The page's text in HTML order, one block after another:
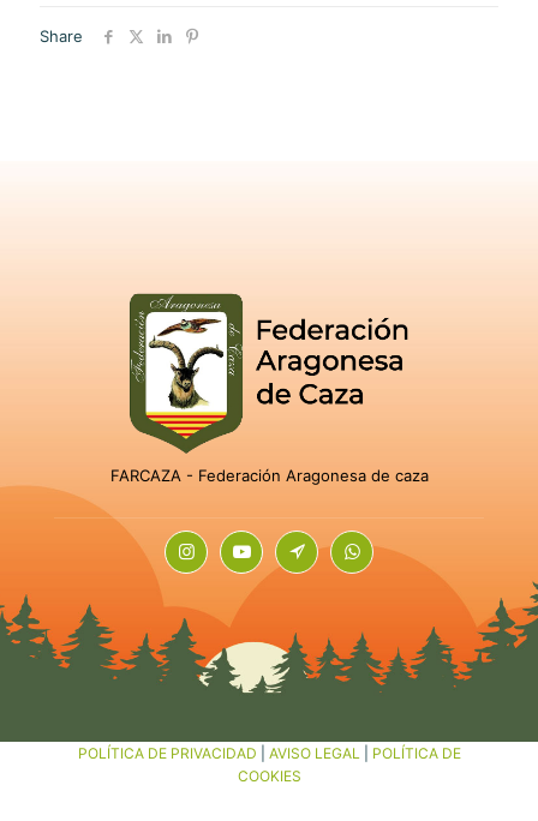
Share
FARCAZA - Federación Aragonesa de caza
POLÍTICA DE PRIVACIDAD AVISO LEGAL
POLÍTICA DE
COOKIES